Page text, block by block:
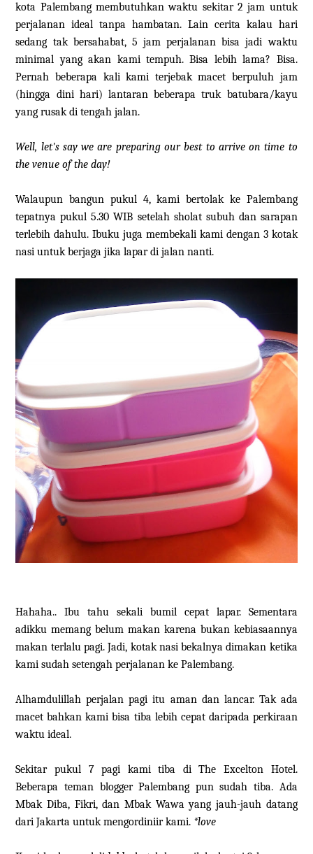
kota Palembang membutuhkan waktu sekitar 2 jam untuk
perjalanan ideal tanpa hambatan. Lain cerita kalau hari
sedang tak bersahabat, 5 jam perjalanan bisa jadi waktu
minimal yang akan kami tempuh. Bisa lebih lama? Bisa.
Pernah beberapa kali kami terjebak macet berpuluh jam
(hingga dini hari) lantaran beberapa truk batubara/kayu
yang rusak di tengah jalan.
Well, let's say we are preparing our best to arrive on time to
the venue of the day!
Walaupun bangun pukul 4, kami bertolak ke Palembang
tepatnya pukul 5.30 WIB setelah sholat subuh dan sarapan
terlebih dahulu. Ibuku juga membekali kami dengan 3 kotak
nasi untuk berjaga jika lapar di jalan nanti.
Hahaha.. Ibu tahu sekali bumil cepat lapar. Sementara
adikku memang belum makan karena bukan kebiasaannya
makan terlalu pagi. Jadi, kotak nasi bekalnya dimakan ketika
kami sudah setengah perjalanan ke Palembang.
Alhamdulillah perjalan pagi itu aman dan lancar. Tak ada
macet bahkan kami bisa tiba lebih cepat daripada perkiraan
waktu ideal.
Sekitar pukul 7 pagi kami tiba di The Excelton Hotel.
Beberapa teman blogger Palembang pun sudah tiba. Ada
Mbak Diba, Fikri, dan Mbak Wawa yang jauh-jauh datang
dari Jakarta untuk mengordiniir kami. *love